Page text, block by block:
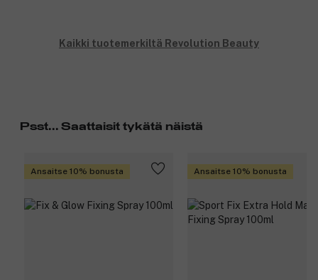
Kaikki tuotemerkiltä Revolution Beauty
Psst... Saattaisit tykätä näistä
Ansaitse 10% bonusta Ansaitse 10% bonusta